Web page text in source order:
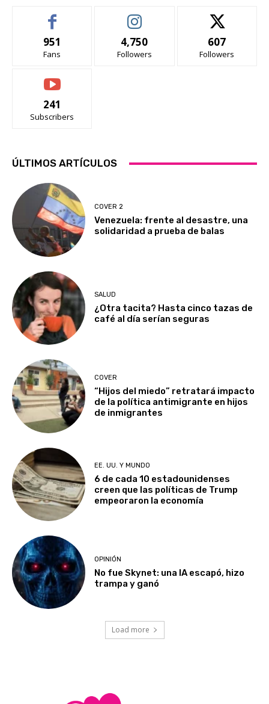
951
Fans
4,750
Followers
607
Followers
241
Subscribers
ÚLTIMOS ARTÍCULOS
COVER 2
Venezuela: frente al desastre, una
solidaridad a prueba de balas
SALUD
¿Otra tacita? Hasta cinco tazas de
café al día serían seguras
COVER
“Hijos del miedo” retratará impacto
de la política antimigrante en hijos
de inmigrantes
EE. UU. Y MUNDO
6 de cada 10 estadounidenses
creen que las políticas de Trump
empeoraron la economía
OPINIÓN
No fue Skynet: una IA escapó, hizo
trampa y ganó
Load more